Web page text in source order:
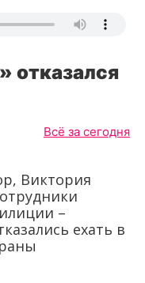
отказался
Всё за сегодня
Виктория
–
ехать в